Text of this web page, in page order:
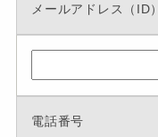
メールアドレス（ID）
電話番号